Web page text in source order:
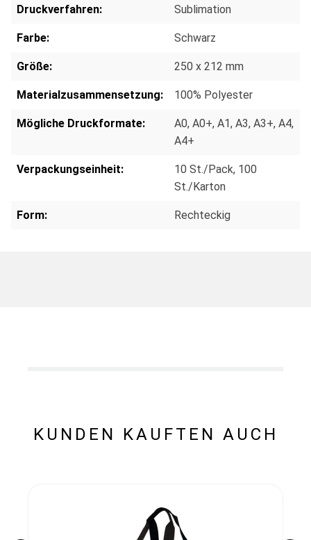
Druckverfahren: Sublimation
Farbe: Schwarz
Größe: 250 x 212 mm
Materialzusammensetzung: 100% Polyester
Mögliche Druckformate: A0, A0+, A1, A3, A3+, A4,
A4+
Verpackungseinheit: 10 St./Pack, 100
St./Karton
Form: Rechteckig
KUNDEN KAUFTEN AUCH